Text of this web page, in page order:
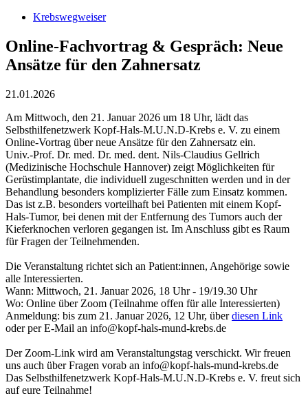
Krebswegweiser
Online-Fachvortrag & Gespräch: Neue
Ansätze für den Zahnersatz
21.01.2026
Am Mittwoch, den 21. Januar 2026 um 18 Uhr, lädt das
Selbsthilfenetzwerk Kopf-Hals-M.U.N.D-Krebs e. V. zu einem
Online-Vortrag über neue Ansätze für den Zahnersatz ein.
Univ.-Prof. Dr. med. Dr. med. dent. Nils-Claudius Gellrich
(Medizinische Hochschule Hannover) zeigt Möglichkeiten für
Gerüstimplantate, die individuell zugeschnitten werden und in der
Behandlung besonders komplizierter Fälle zum Einsatz kommen.
Das ist z.B. besonders vorteilhaft bei Patienten mit einem Kopf-
Hals-Tumor, bei denen mit der Entfernung des Tumors auch der
Kieferknochen verloren gegangen ist. Im Anschluss gibt es Raum
für Fragen der Teilnehmenden.
Die Veranstaltung richtet sich an Patient:innen, Angehörige sowie
alle Interessierten.
Wann: Mittwoch, 21. Januar 2026, 18 Uhr - 19/19.30 Uhr
Wo: Online über Zoom (Teilnahme offen für alle Interessierten)
Anmeldung: bis zum 21. Januar 2026, 12 Uhr, überdiesen Link
oder per E-Mail an info@kopf-hals-mund-krebs.de
Der Zoom-Link wird am Veranstaltungstag verschickt. Wir freuen
uns auch über Fragen vorab an info@kopf-hals-mund-krebs.de
Das Selbsthilfenetzwerk Kopf-Hals-M.U.N.D-Krebs e. V. freut sich
auf eure Teilnahme!